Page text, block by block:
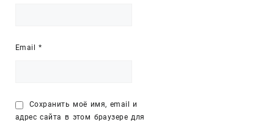
Email*
Сохранить моё имя, email и
адрес сайта в этом браузере для